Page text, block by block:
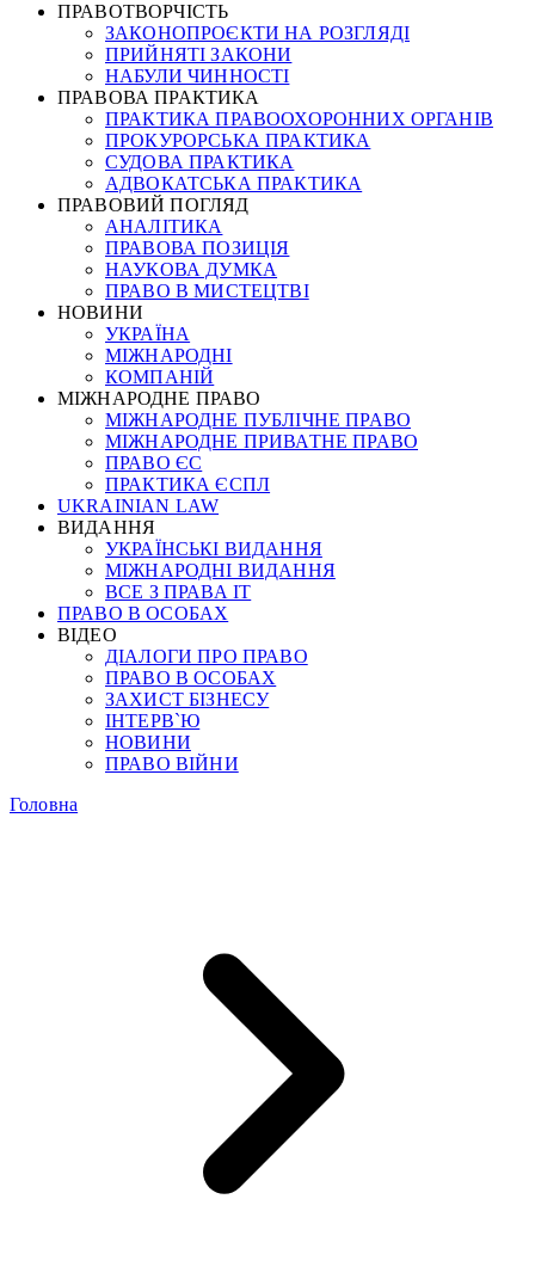
ПРАВОТВОРЧІСТЬ
ЗАКОНОПРОЄКТИ НА РОЗГЛЯДІ
ПРИЙНЯТІ ЗАКОНИ
НАБУЛИ ЧИННОСТІ
ПРАВОВА ПРАКТИКА
ПРАКТИКА ПРАВООХОРОННИХ ОРГАНІВ
ПРОКУРОРСЬКА ПРАКТИКА
СУДОВА ПРАКТИКА
АДВОКАТСЬКА ПРАКТИКА
ПРАВОВИЙ ПОГЛЯД
АНАЛІТИКА
ПРАВОВА ПОЗИЦІЯ
НАУКОВА ДУМКА
ПРАВО В МИСТЕЦТВІ
НОВИНИ
УКРАЇНА
МІЖНАРОДНІ
КОМПАНІЙ
МІЖНАРОДНЕ ПРАВО
МІЖНАРОДНЕ ПУБЛІЧНЕ ПРАВО
МІЖНАРОДНЕ ПРИВАТНЕ ПРАВО
ПРАВО ЄС
ПРАКТИКА ЄСПЛ
UKRAINIAN LAW
ВИДАННЯ
УКРАЇНСЬКІ ВИДАННЯ
МІЖНАРОДНІ ВИДАННЯ
ВСЕ З ПРАВА ІТ
ПРАВО В ОСОБАХ
ВІДЕО
ДІАЛОГИ ПРО ПРАВО
ПРАВО В ОСОБАХ
ЗАХИСТ БІЗНЕСУ
ІНТЕРВ`Ю
НОВИНИ
ПРАВО ВІЙНИ
Головна